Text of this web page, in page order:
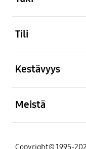
Tili
Kestävyys
Meistä
Copyright© 1995-